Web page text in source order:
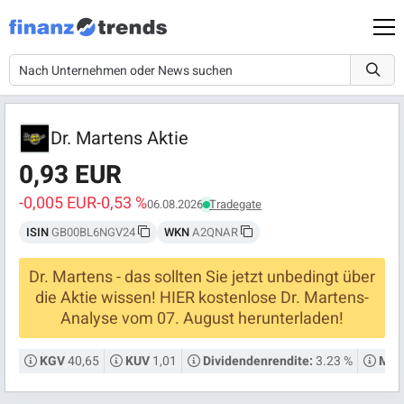
Dr. Martens Aktie
0,93 EUR
-0,005 EUR-0,53 %06.08.2026 Tradegate
ISINGB00BL6NGV24 WKNA2QNAR
Dr. Martens - das sollten Sie jetzt unbedingt über
die Aktie wissen! HIER kostenlose Dr. Martens-
Analyse vom 07. August herunterladen!
KGV40,65 KUV1,01 Dividendenrendite:3.23 %